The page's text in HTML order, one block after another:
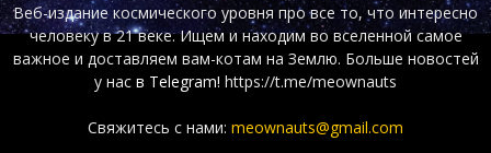
Веб-издание космического уровня про все то, что интересно
человеку в 21 веке. Ищем и находим во вселенной самое
важное и доставляем вам-котам на Землю. Больше новостей
у нас в Telegram! https://t.me/meownauts
Свяжитесь с нами: meownauts@gmail.com